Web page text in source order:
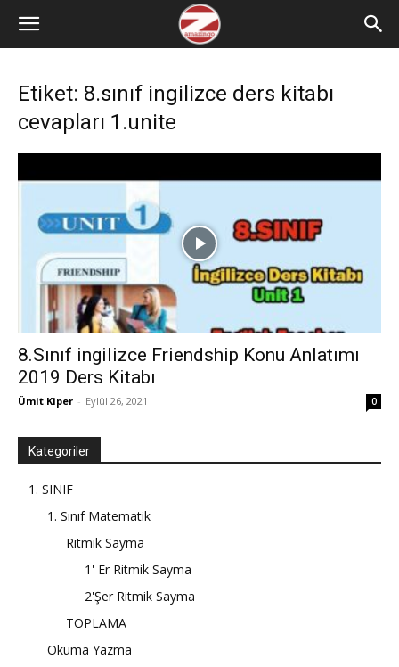
Etiket: 8.sınıf ingilizce ders kitabı
cevapları 1.unite
8.Sınıf ingilizce Friendship Konu Anlatımı
2019 Ders Kitabı
Ümit Kiper - Eylül 26, 2021 0
Kategoriler
1. SINIF
1. Sınıf Matematik
Ritmik Sayma
1' Er Ritmik Sayma
2'Şer Ritmik Sayma
TOPLAMA
Okuma Yazma